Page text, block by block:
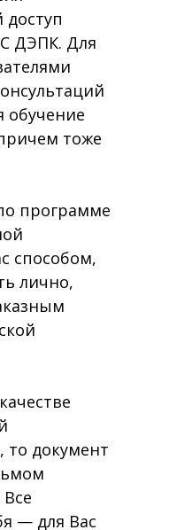
ДЭПК. Для
обучение
тоже
программе
способом,
лично,
то документ
— для Вас